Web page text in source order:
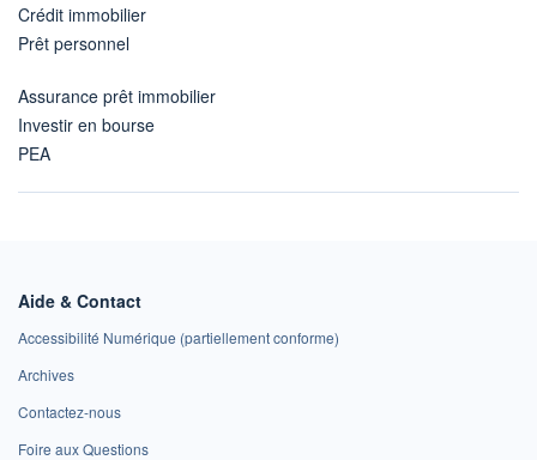
Crédit immobilier
Prêt personnel
Assurance prêt immobilier
Investir en bourse
PEA
Aide & Contact
Accessibilité Numérique (partiellement conforme)
Archives
Contactez-nous
Foire aux Questions